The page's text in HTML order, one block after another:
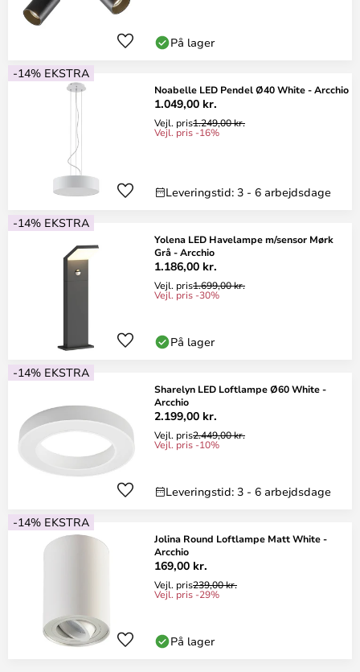
På lager
-14% EKSTRA
Noabelle LED Pendel Ø40 White - Arcchio
1.049,00 kr.
Vejl. pris1.249,00 kr.
Vejl. pris -16%
Leveringstid: 3 - 6 arbejdsdage
-14% EKSTRA
Yolena LED Havelampe m/sensor Mørk
Grå - Arcchio
1.186,00 kr.
Vejl. pris1.699,00 kr.
Vejl. pris -30%
På lager
-14% EKSTRA
Sharelyn LED Loftlampe Ø60 White -
Arcchio
2.199,00 kr.
Vejl. pris2.449,00 kr.
Vejl. pris -10%
Leveringstid: 3 - 6 arbejdsdage
-14% EKSTRA
Jolina Round Loftlampe Matt White -
Arcchio
169,00 kr.
Vejl. pris239,00 kr.
Vejl. pris -29%
På lager